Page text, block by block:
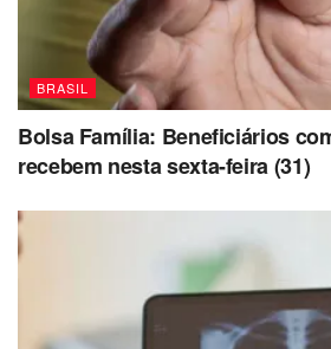
BRASIL
Bolsa Família: Beneficiários
recebem nesta sexta-feira (31)